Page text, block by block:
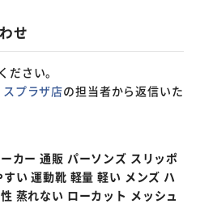
せ
ださい。
プラザ店の担当者から返信いた
カー 通販 パーソンズ スリッポ
い 運動靴 軽量 軽い メンズ ハ
蒸れない ローカット メッシュ